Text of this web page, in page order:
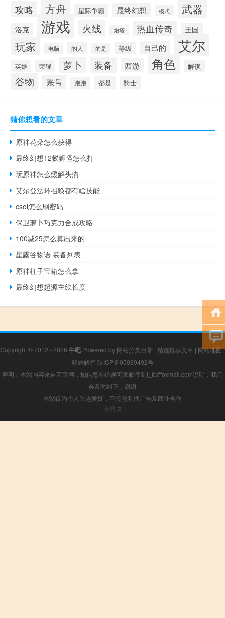
攻略
方舟 星际争霸 最终幻想 模式 武器
洛克 游戏 火线 炮塔 热血传奇 王国
玩家 电脑 的人 的是 等级 自己的 艾尔
英雄 荣耀 萝卜 装备 西游 角色 解锁
谷物 账号 跑跑 都是 骑士
猜你想看的文章
原神花朵怎么获得
最终幻想12蚁狮怪怎么打
玩原神怎么缓解头痛
艾尔登法环召唤都有啥技能
csol怎么刷密码
保卫萝卜巧克力合成攻略
100减25怎么算出来的
星露谷物语 装备列表
原神柱子宝箱怎么拿
最终幻想起源主线长度
Copyright © 2012 - 2026 牛吧 Powered by 网站分类目录 | 精选推荐文章 | 网站地图|
疑难解答 陕ICP备05039492号
声明：本站内容来自互联网，如信息有错误可发邮件到f_fb#foxmail.com说明，我们
会及时纠正，谢谢
本站仅为个人兴趣爱好，不接盈利性广告及商业合作
小男孩